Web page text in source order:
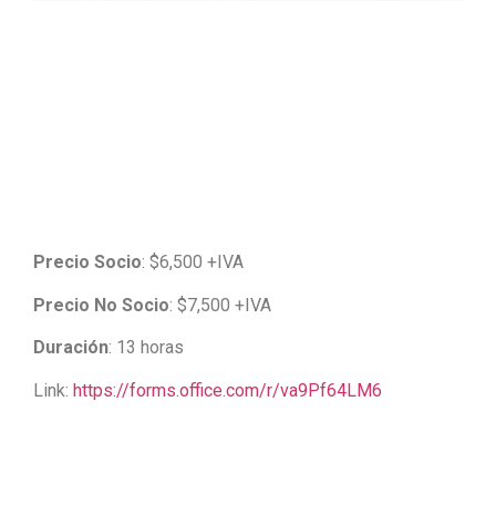
Precio Socio: $6,500 +IVA
Precio No Socio: $7,500 +IVA
Duración: 13 horas
Link: https://forms.office.com/r/va9Pf64LM6